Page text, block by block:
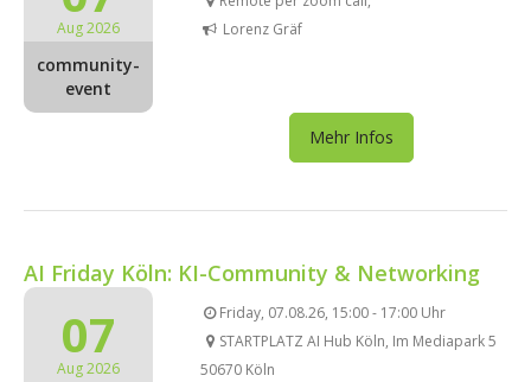
Aug 2026
community-
event
Lorenz Gräf
Mehr Infos
AI Friday Köln: KI-Community & Networking
07
Aug 2026
Friday, 07.08.26, 15:00 - 17:00 Uhr
STARTPLATZ AI Hub Köln, Im Mediapark 5
50670 Köln